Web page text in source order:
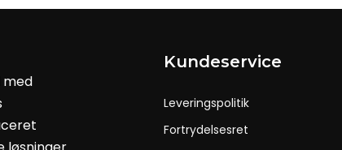
med
Kundeservice
Leveringspolitik
Fortrydelsesret